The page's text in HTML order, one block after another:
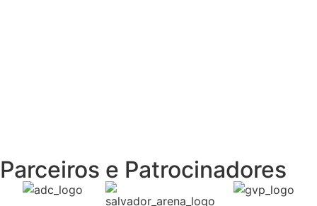
Parceiros e Patrocinadores